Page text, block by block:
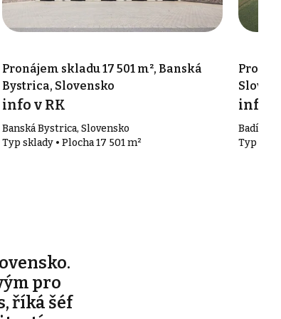
Pronájem skladu 17 501 m², Banská
Bystrica, Slovensko
info v RK
Banská Bystrica, Slovensko
Typ sklady • Plocha 17 501 m²
info v
Badín,
Typ
pro
říká šéf